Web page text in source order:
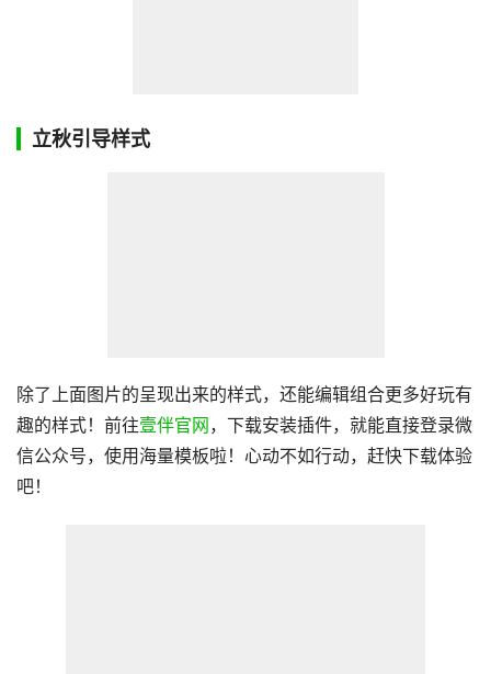
立秋引导样式
除了上面图片的呈现出来的样式，还能编辑组合更多好玩有
趣的样式！前往壹伴官网 ，下载安装插件，就能直接登录微
信公众号，使用海量模板啦！心动不如行动，赶快下载体验
吧！